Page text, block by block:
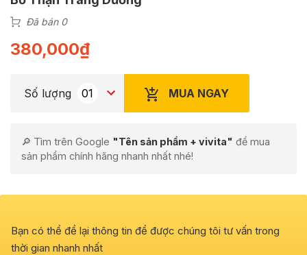
Đã bán 0
380,000₫
Số lượng MUA NGAY
🔎 Tìm trên Google "Tên sản phẩm + vivita" để mua
sản phẩm chính hãng nhanh nhất nhé!
Bạn có thể để lại thông tin để được chúng tôi tư vấn trong
thời gian nhanh nhất